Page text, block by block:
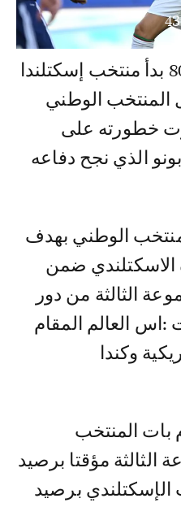
43
وفي حدود الدقيقة الـ 80 بدأ منتخب إسكتلندا
المنتخب الوطني
خطورته على
الذي نجح دفاعه
الوطني بهدف
ضمن
الثالثة من دور
:اس العالم المقام
وكندا
بات المنتخب
الثالثة مؤقتا برصيد
الإسكتلندي برصيد